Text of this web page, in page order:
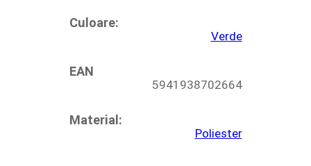
Culoare:
Verde
EAN
5941938702664
Material:
Poliester